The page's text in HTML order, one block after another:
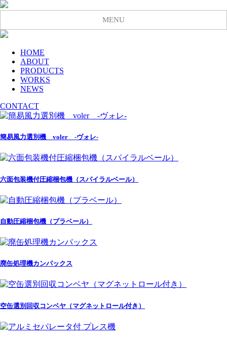
MENU
HOME
ABOUT
PRODUCTS
WORKS
NEWS
CONTACT
簡易風力選別機 voler -ヴォレ-
六面包装機付圧縮梱包機（スパイラルベール）
自動圧縮梱包機（プラベール）
廃缶処理機カンパックス
空缶選別回収コンベヤ（マグネットロール付き）